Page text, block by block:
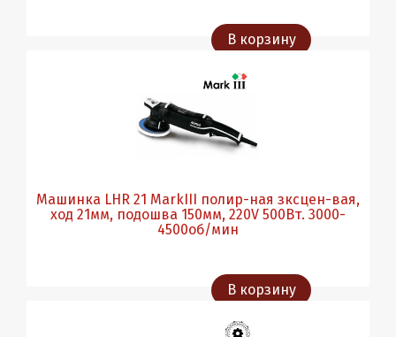
В корзину
Машинка LHR 21 MarkIII полир-ная зксцен-вая,
ход 21мм, подошва 150мм, 220V 500Вт. 3000-
4500об/мин
В корзину